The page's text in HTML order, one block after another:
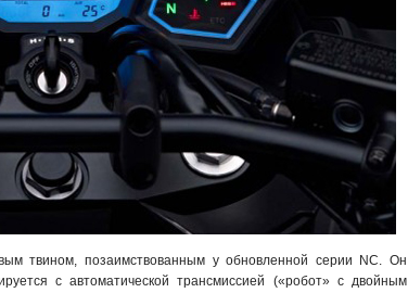
твином, позаимствованным у обновленной серии NC. Он
с автоматической трансмиссией («робот» с двойным